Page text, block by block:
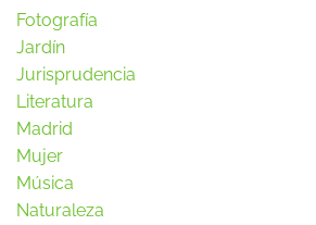
Fotografía
Jardín
Jurisprudencia
Literatura
Madrid
Mujer
Música
Naturaleza